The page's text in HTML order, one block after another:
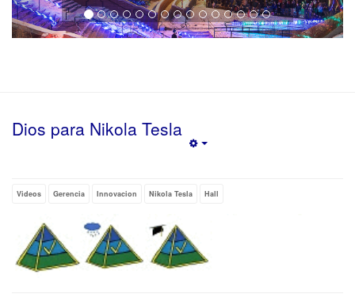
Dios para Nikola Tesla
Videos Gerencia Innovacion Nikola Tesla Hall